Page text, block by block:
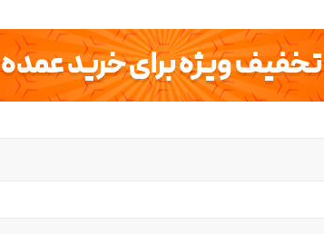
تخفیف ویژه برای خرید عمده